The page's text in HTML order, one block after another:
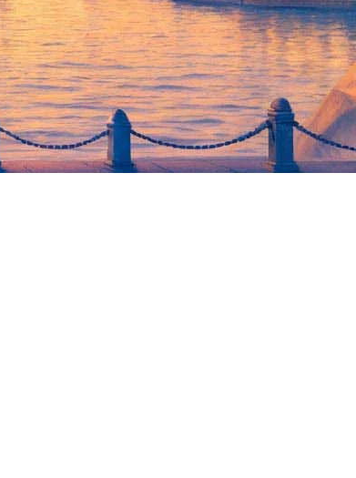
отчего. Не прошу ничего нового. Тихо прошу:
Можно было бы сменить реку, сменить деревья —
вечере Прилепина в Центральном доме